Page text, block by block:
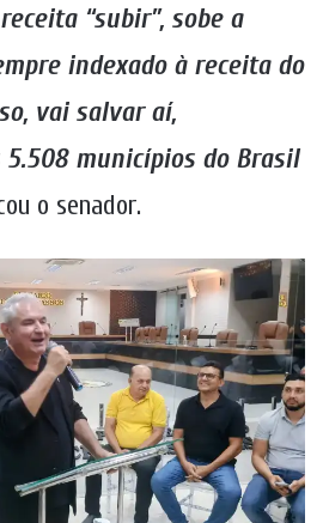
“subir”, sobe a
indexado à receita do
vai salvar aí,
municípios do Brasil
o senador.